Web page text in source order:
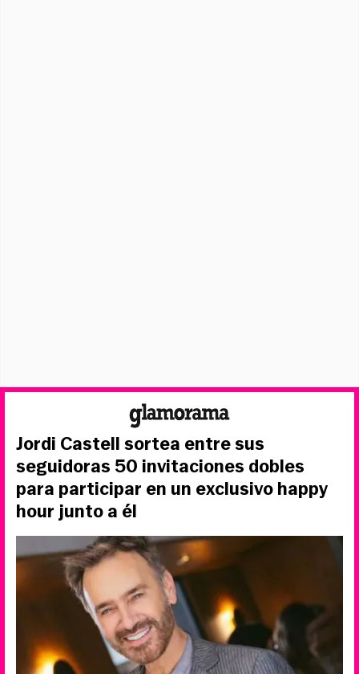
Jordi Castell sortea entre sus
seguidoras 50 invitaciones dobles
para participar en un exclusivo happy
hour junto a él